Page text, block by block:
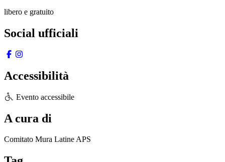
libero e gratuito
Social ufficiali
Accessibilità
Evento accessibile
A cura di
Comitato Mura Latine APS